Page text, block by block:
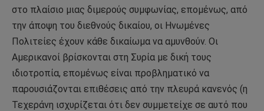
στο πλαίσιο μιας διμερούς συμφωνίας, επομένως, από
την άποψη του διεθνούς δικαίου, οι Ηνωμένες
Πολιτείες έχουν κάθε δικαίωμα να αμυνθούν. Οι
Αμερικανοί βρίσκονται στη Συρία με δική τους
ιδιοτροπία, επομένως είναι προβληματικό να
παρουσιάζονται επιθέσεις από την πλευρά κανενός (η
Τεχεράνη ισχυρίζεται ότι δεν συμμετείχε σε αυτό που